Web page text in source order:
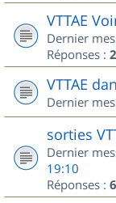
VTTAE
Dernier
Réponses : 2
VTTAE
Dernier
sorties
Dernier
19:10
Réponses : 6